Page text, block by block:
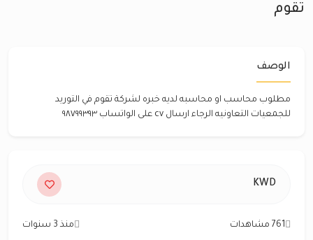
تقوم
الوصف
مطلوب محاسب او محاسبه لديه خبره لشركة تقوم في التوريد
للجمعيات التعاونيه الرجاء ارسال cv على الواتساب ٩٨٧٩٩٣٩٣
KWD
761 مشاهدات منذ 3 سنوات